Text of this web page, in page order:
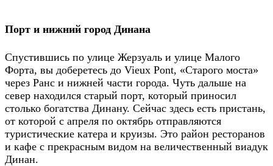
Порт и нижний город Динана
Спустившись по улице Жерзуаль и улице Малого
Форта, вы доберетесь до Vieux Pont, «Старого моста»
через Ранс и нижней части города. Чуть дальше на
север находился старый порт, который приносил
столько богатства Динану. Сейчас здесь есть пристань,
от которой с апреля по октябрь отправляются
туристические катера и круизы. Это район ресторанов
и кафе с прекрасным видом на величественный виадук
Динан.